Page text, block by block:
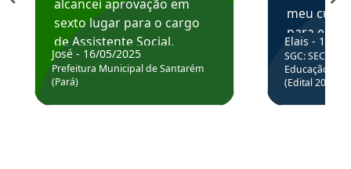
alcancei aprovação em
sexto lugar para o cargo
de Assistente Social.
Hoje estou atuando na
Prefeitura de Santarém.
José - 16/05/2025
Prefeitura Municipal de Santarém
(Pará)
meu
para
colocar
através
de
Elais - 15/
SGC: SEC BA
Educação
(Edital